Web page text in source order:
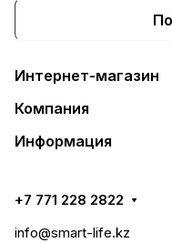
Интернет-магазин
Компания
Информация
+7 771 228 2822
info@smart-life.kz